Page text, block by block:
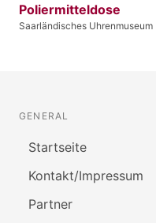
Poliermitteldose
Saarländisches Uhrenmuseum
GENERAL
Startseite
Kontakt/Impressum
Partner